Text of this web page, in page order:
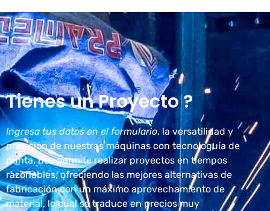
Tienes un Proyecto ?
Ingresa tus datos en el formulario, la versatilidad y
precisión de nuestras máquinas con tecnologuía de
punta, nos permite realizar proyectos en tiempos
razonables, ofreciendo las mejores alternativas de
fabricación con un máximo aprovechamiento de
material, lo cual se traduce en precios muy